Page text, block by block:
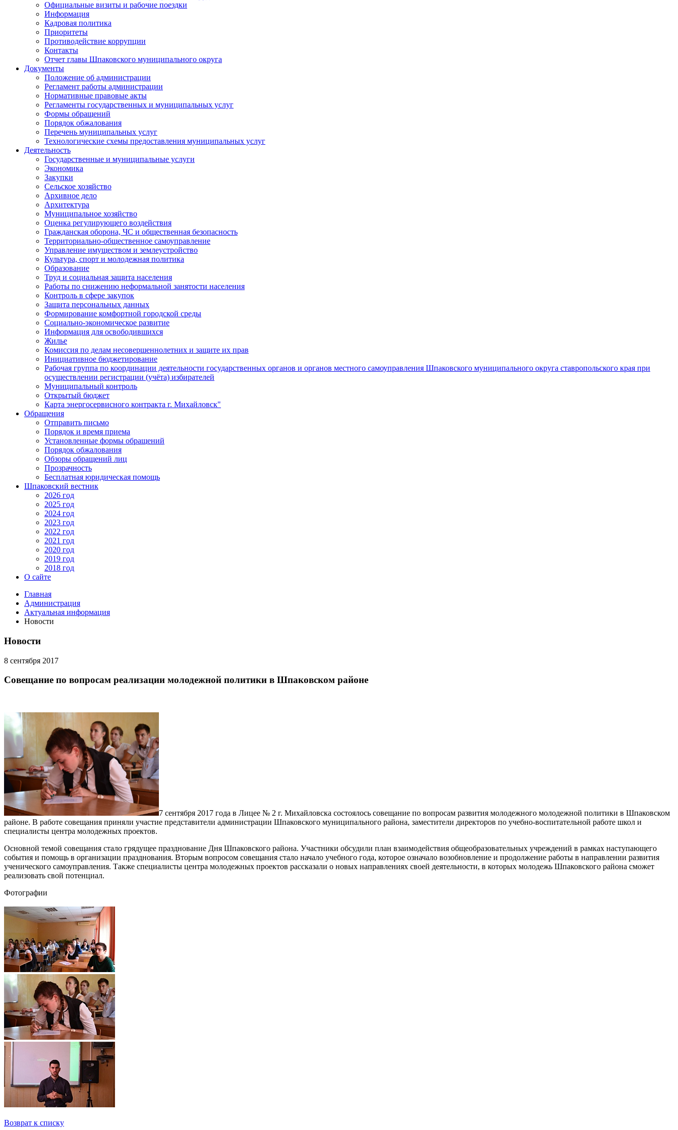
Официальные визиты и рабочие поездки
Информация
Кадровая политика
Приоритеты
Противодействие коррупции
Контакты
Отчет главы Шпаковского муниципального округа
Документы
Положение об администрации
Регламент работы администрации
Нормативные правовые акты
Регламенты государственных и муниципальных услуг
Формы обращений
Порядок обжалования
Перечень муниципальных услуг
Технологические схемы предоставления муниципальных услуг
Деятельность
Государственные и муниципальные услуги
Экономика
Закупки
Сельское хозяйство
Архивное дело
Архитектура
Муниципальное хозяйство
Оценка регулирующего воздействия
Гражданская оборона, ЧС и общественная безопасность
Территориально-общественное самоуправление
Управление имуществом и землеустройство
Культура, спорт и молодежная политика
Образование
Труд и социальная защита населения
Работы по снижению неформальной занятости населения
Контроль в сфере закупок
Защита персональных данных
Формирование комфортной городской среды
Социально-экономическое развитие
Информация для освободившихся
Жилье
Комиссия по делам несовершеннолетних и защите их прав
Инициативное бюджетирование
Рабочая группа по координации деятельности государственных органов и органов местного самоуправления Шпаковского муниципального округа ставропольского края при
осуществлении регистрации (учёта) избирателей
Муниципальный контроль
Открытый бюджет
Карта энергосервисного контракта г. Михайловск"
Обращения
Отправить письмо
Порядок и время приема
Установленные формы обращений
Порядок обжалования
Обзоры обращений лиц
Прозрачность
Бесплатная юридическая помощь
Шпаковский вестник
2026 год
2025 год
2024 год
2023 год
2022 год
2021 год
2020 год
2019 год
2018 год
О сайте
Главная
Администрация
Актуальная информация
Новости
Новости
8 сентября 2017
Совещание по вопросам реализации молодежной политики в Шпаковском районе
7 сентября 2017 года в Лицее № 2 г. Михайловска состоялось совещание по вопросам развития молодежного молодежной политики в Шпаковском
районе. В работе совещания приняли участие представители администрации Шпаковского муниципального района, заместители директоров по учебно-воспитательной работе школ и
специалисты центра молодежных проектов.
Основной темой совещания стало грядущее празднование Дня Шпаковского района. Участники обсудили план взаимодействия общеобразовательных учреждений в рамках наступающего
события и помощь в организации празднования. Вторым вопросом совещания стало начало учебного года, которое означало возобновление и продолжение работы в направлении развития
ученического самоуправления. Также специалисты центра молодежных проектов рассказали о новых направлениях своей деятельности, в которых молодежь Шпаковского района сможет
реализовать свой потенциал.
Фотографии
Возврат к списку